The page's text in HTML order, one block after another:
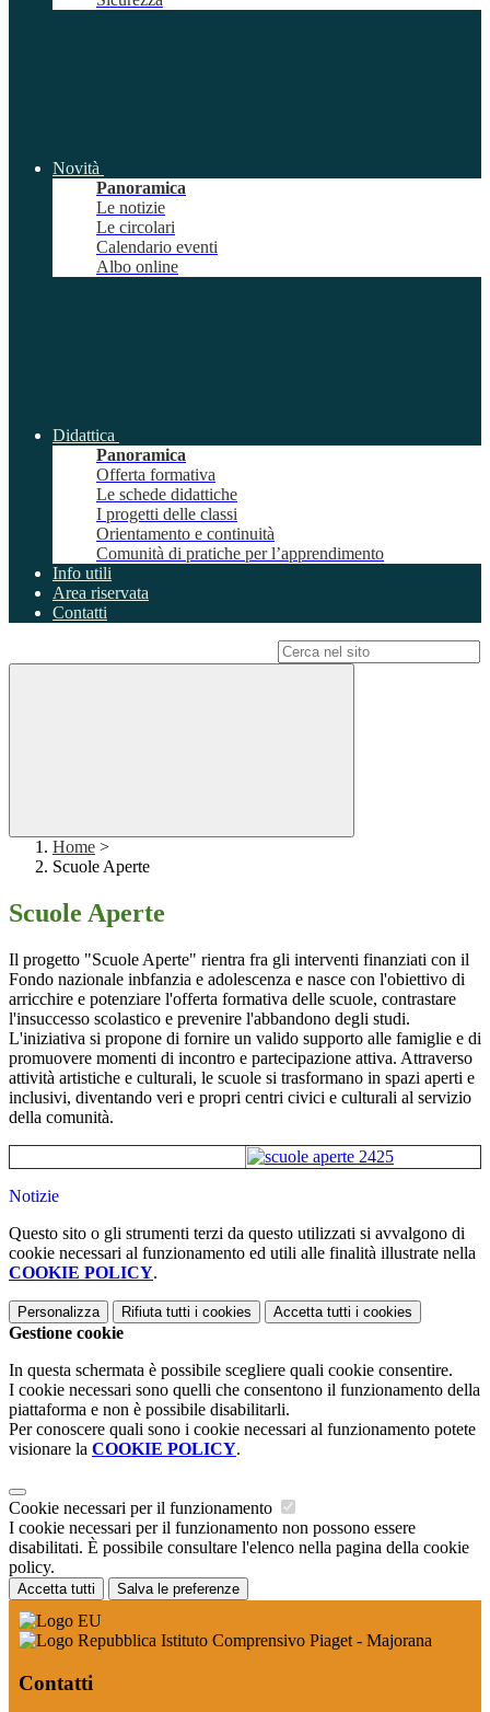
Novità
Panoramica
Le notizie
Le circolari
Calendario eventi
Albo online
Didattica
Panoramica
Offerta formativa
Le schede didattiche
I progetti delle classi
Orientamento e continuità
Comunità di pratiche per l’apprendimento
Info utili
Area riservata
Contatti
Home >
Scuole Aperte
Scuole Aperte
Il progetto "Scuole Aperte" rientra fra gli interventi finanziati con il
Fondo nazionale inbfanzia e adolescenza e nasce con l'obiettivo di
arricchire e potenziare l'offerta formativa delle scuole, contrastare
l'insuccesso scolastico e prevenire l'abbandono degli studi.
L'iniziativa si propone di fornire un valido supporto alle famiglie e di
promuovere momenti di incontro e partecipazione attiva. Attraverso
attività artistiche e culturali, le scuole si trasformano in spazi aperti e
inclusivi, diventando veri e propri centri civici e culturali al servizio
della comunità.
Notizie
Questo sito o gli strumenti terzi da questo utilizzati si avvalgono di
cookie necessari al funzionamento ed utili alle finalità illustrate nella
COOKIE POLICY.
Personalizza Rifiuta tutti i cookies Accetta tutti i cookies
Gestione cookie
In questa schermata è possibile scegliere quali cookie consentire.
I cookie necessari sono quelli che consentono il funzionamento della
piattaforma e non è possibile disabilitarli.
Per conoscere quali sono i cookie necessari al funzionamento potete
visionare la COOKIE POLICY.
Cookie necessari per il funzionamento
I cookie necessari per il funzionamento non possono essere
disabilitati. È possibile consultare l'elenco nella pagina della cookie
policy.
Accetta tutti Salva le preferenze
Istituto Comprensivo Piaget - Majorana
Contatti